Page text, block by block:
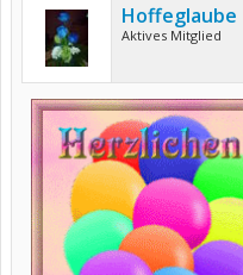
Hoffeglaube
Aktives Mitglied